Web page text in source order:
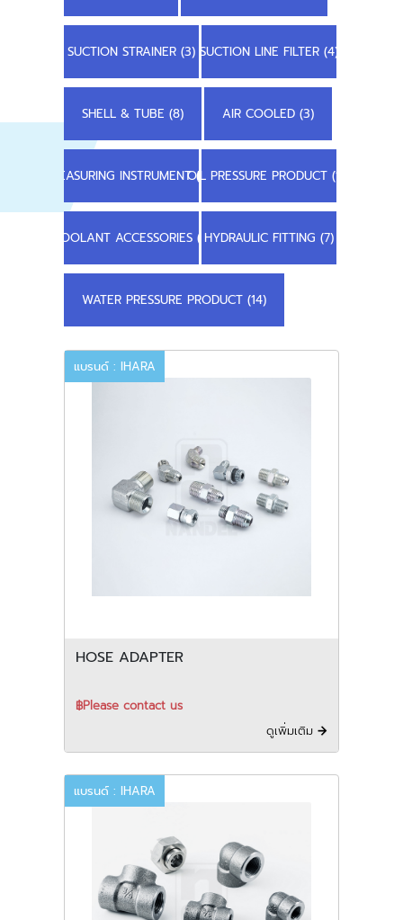
SUCTION STRAINER (3) SUCTION LINE FILTER (4)
SHELL & TUBE (8) AIR COOLED (3)
MEASURING INSTRUMENT (13)OIL PRESSURE PRODUCT (18)
COOLANT ACCESSORIES (2)HYDRAULIC FITTING (7)
WATER PRESSURE PRODUCT (14)
แบรนด์ : IHARA
HOSE ADAPTER
฿Please contact us
ดูเพิ่มเติม
แบรนด์ : IHARA